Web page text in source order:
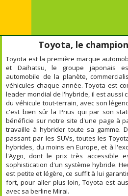
Toyota, le
Toyota est la première marque
et Daihatsu, le groupe japonais
automobile de la planète,
véhicules chaque année. Toyota est
leader mondial de l'hybride, il est aussi
du véhicule tout-terrain, avec son
c'est bien sûr la Prius qui par son
bénéficie sur notre site d'une page à
travaille à hybrider toute sa gamme.
passant par les SUVs, toutes les
hybrides, du moins en Europe, et à
l'Aygo, dont le prix très accessible
sophistication d'un système hybride.
est petite et légère, ce suffit à lui
fort, pour aller plus loin, Toyota est
avec sa berline Mirai.